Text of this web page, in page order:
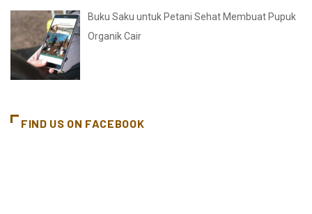
Buku Saku untuk Petani Sehat Membuat Pupuk
Organik Cair
FIND US ON FACEBOOK